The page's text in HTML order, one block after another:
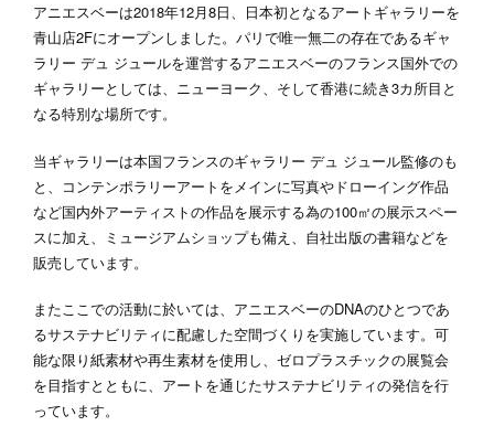
アニエスベーは2018年12月8日、日本初となるアートギャラリーを
青山店2Fにオープンしました。パリで唯一無二の存在であるギャ
ラリー デュ ジュールを運営するアニエスベーのフランス国外での
ギャラリーとしては、ニューヨーク、そして香港に続き3カ所目と
なる特別な場所です。
当ギャラリーは本国フランスのギャラリー デュ ジュール監修のも
と、コンテンポラリーアートをメインに写真やドローイング作品
など国内外アーティストの作品を展示する為の100㎡の展示スペー
スに加え、ミュージアムショップも備え、自社出版の書籍などを
販売しています。
またここでの活動に於いては、アニエスベーのDNAのひとつであ
るサステナビリティに配慮した空間づくりを実施しています。可
能な限り紙素材や再生素材を使用し、ゼロプラスチックの展覧会
を目指すとともに、アートを通じたサステナビリティの発信を行
っています。